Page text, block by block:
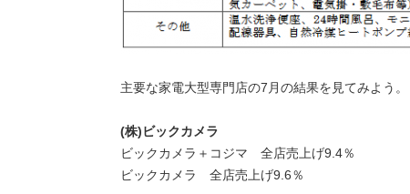
主要な家電大型専門店の7月の結果を見てみよう。
(株)ビックカメラ
ビックカメラ＋コジマ 全店売上げ9.4％
ビックカメラ 全店売上げ9.6％